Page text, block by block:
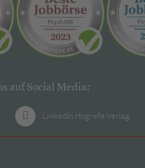
auf Social Media:
LinkedIn Hogrefe Verlag